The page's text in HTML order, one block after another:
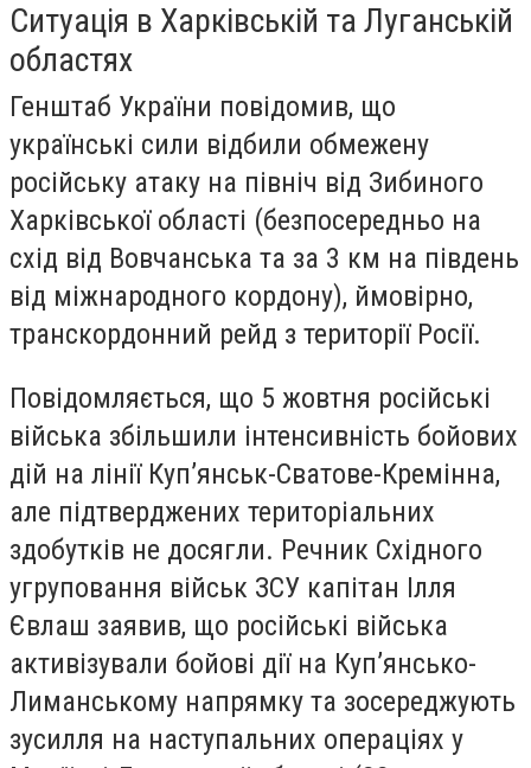
Ситуація в Харківській та Луганській
областях
Генштаб України повідомив, що
українські сили відбили обмежену
російську атаку на північ від Зибиного
Харківської області (безпосередньо на
схід від Вовчанська та за 3 км на південь
від міжнародного кордону), ймовірно,
транскордонний рейд з території Росії.
Повідомляється, що 5 жовтня російські
війська збільшили інтенсивність бойових
дій на лінії Куп’янськ-Сватове-Кремінна,
але підтверджених територіальних
здобутків не досягли. Речник Східного
угруповання військ ЗСУ капітан Ілля
Євлаш заявив, що російські війська
активізували бойові дії на Куп’янсько-
Лиманському напрямку та зосереджують
зусилля на наступальних операціях у